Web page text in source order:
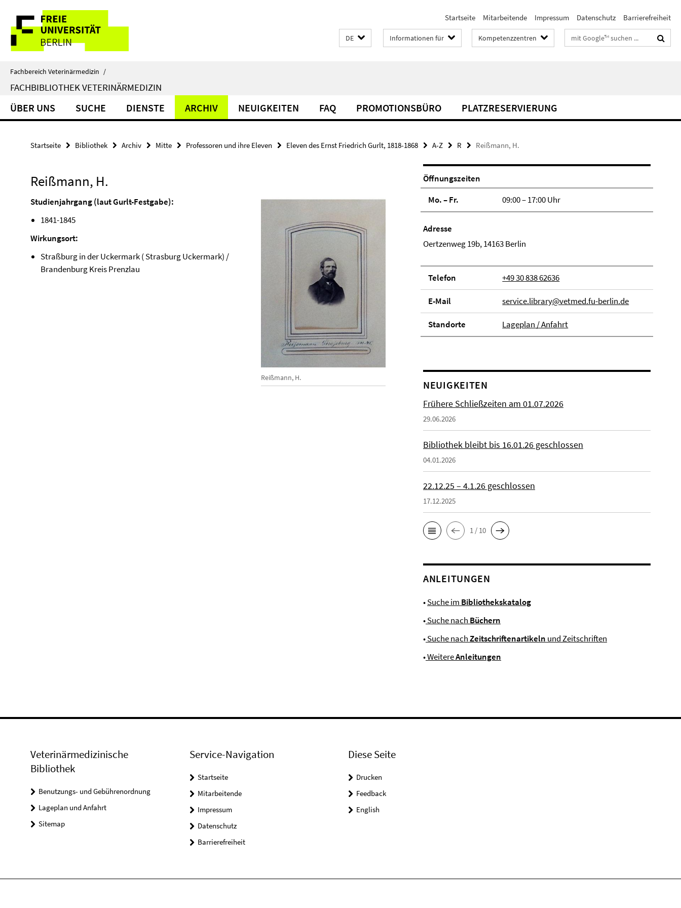
direkt
Inhalt
Service-
Navigation
Startseite Mitarbeitende Impressum Datenschutz Barrierefreiheit
DE Informationen für Kompetenzzentren Suchbegriffe
Fachbereich Veterinärmedizin /
FACHBIBLIOTHEK VETERINÄRMEDIZIN
ÜBER UNS SUCHE DIENSTE ARCHIV NEUIGKEITEN FAQ PROMOTIONSBÜRO PLATZRESERVIERUNG
Startseite Bibliothek Archiv Mitte Professoren und ihre Eleven Eleven des Ernst Friedrich Gurlt, 1818-1868 A-Z R Reißmann, H.
Reißmann, H.
Reißmann, H.
Studienjahrgang (laut Gurlt-Festgabe):
1841-1845
Wirkungsort:
Straßburg in der Uckermark ( Strasburg Uckermark) /
Brandenburg Kreis Prenzlau
Öffnungszeiten
Mo. – Fr.
09:00 – 17:00 Uhr
Adresse
Oertzenweg 19b, 14163 Berlin
Telefon +49 30 838 62636
E-Mail service.library@vetmed.fu-berlin.de
Stand­orte Lageplan / Anfahrt
NEUIGKEITEN
Frühere Schließzeiten am 01.07.2026
29.06.2026
Bibliothek bleibt bis 16.01.26 geschlossen
04.01.2026
22.12.25 – 4.1.26 geschlossen
17.12.2025
1 / 10
ANLEITUNGEN
•Suche im Bibliothekskatalog
•Suche nach Büchern
•Suche nachZeitschriftenartikeln und Zeitschriften
•WeitereAnleitungen
Veterinärmedizinische
Bibliothek
Benutzungs- und Gebührenordnung
Lageplan und Anfahrt
Sitemap
Service-Navigation
Startseite
Mitarbeitende
Impressum
Datenschutz
Barrierefreiheit
Diese Seite
Drucken
Feedback
English